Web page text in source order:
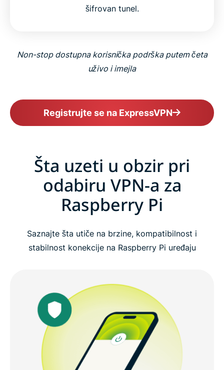
šifrovan tunel.
Non-stop dostupna korisnička podrška putem četa
uživo i imejla
Registrujte se na ExpressVPN
Šta uzeti u obzir pri
odabiru VPN-a za
Raspberry Pi
Saznajte šta utiče na brzine, kompatibilnost i
stabilnost konekcije na Raspberry Pi uređaju